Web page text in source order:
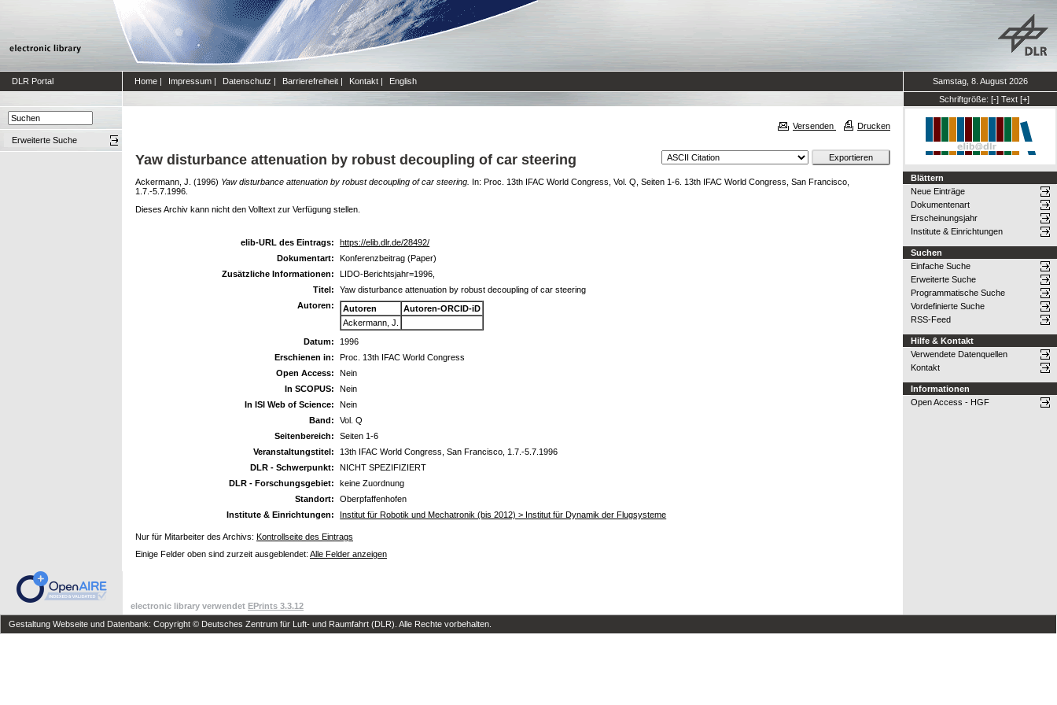
DLR Portal Home | Impressum | Datenschutz | Barrierefreiheit | Kontakt | English
Samstag, 8. August 2026
Schriftgröße: [-] Text [+]
Erweiterte Suche
Versenden Drucken
Yaw disturbance attenuation by robust decoupling of car steering
Ackermann, J. (1996) Yaw disturbance attenuation by robust decoupling of car steering. In: Proc. 13th IFAC World Congress, Vol. Q, Seiten 1-6. 13th IFAC World Congress, San Francisco,
1.7.-5.7.1996.
Dieses Archiv kann nicht den Volltext zur Verfügung stellen.
elib-URL des Eintrags:
https://elib.dlr.de/28492/
Dokumentart:
Konferenzbeitrag (Paper)
Zusätzliche Informationen:
LIDO-Berichtsjahr=1996,
Titel:
Yaw disturbance attenuation by robust decoupling of car steering
Autoren:
Autoren
Autoren-ORCID-iD
Ackermann, J.
Datum:
1996
Erschienen in:
Proc. 13th IFAC World Congress
Open Access:
Nein
In SCOPUS:
Nein
In ISI Web of Science:
Nein
Band:
Vol. Q
Seitenbereich:
Seiten 1-6
Veranstaltungstitel:
13th IFAC World Congress, San Francisco, 1.7.-5.7.1996
DLR - Schwerpunkt:
NICHT SPEZIFIZIERT
DLR - Forschungsgebiet:
keine Zuordnung
Standort:
Oberpfaffenhofen
Institute & Einrichtungen:
Institut für Robotik und Mechatronik (bis 2012) > Institut für Dynamik der Flugsysteme
Nur für Mitarbeiter des Archivs: Kontrollseite des Eintrags
Einige Felder oben sind zurzeit ausgeblendet: Alle Felder anzeigen
Blättern
Neue Einträge
Dokumentenart
Erscheinungsjahr
Institute & Einrichtungen
Suchen
Einfache Suche
Erweiterte Suche
Programmatische Suche
Vordefinierte Suche
RSS-Feed
Hilfe & Kontakt
Verwendete Datenquellen
Kontakt
Informationen
Open Access - HGF
electronic library verwendet EPrints 3.3.12
Gestaltung Webseite und Datenbank: Copyright © Deutsches Zentrum für Luft- und Raumfahrt (DLR). Alle Rechte vorbehalten.